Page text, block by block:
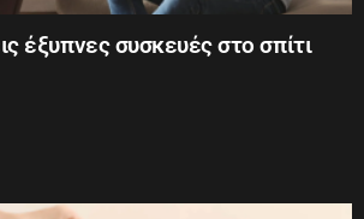
έξυπνες συσκευές στο σπίτι